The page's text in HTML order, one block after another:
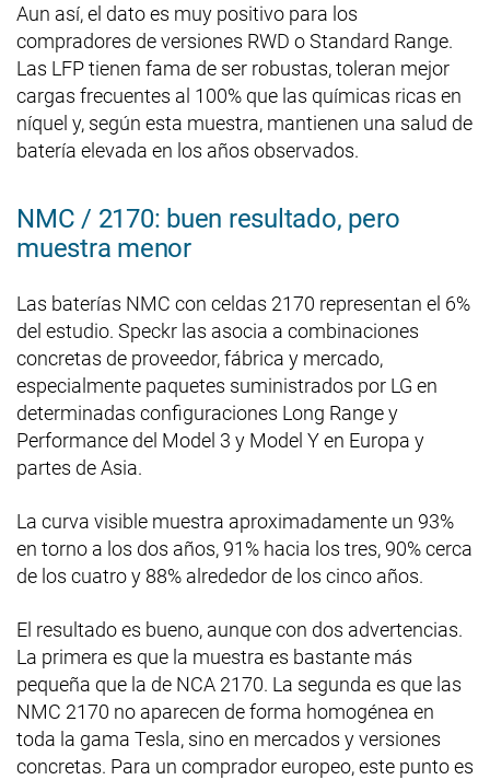
Aun así, el dato es muy positivo para los
compradores de versiones RWD o Standard Range.
Las LFP tienen fama de ser robustas, toleran mejor
cargas frecuentes al 100% que las químicas ricas en
níquel y, según esta muestra, mantienen una salud de
batería elevada en los años observados.
NMC / 2170: buen resultado, pero
muestra menor
Las baterías NMC con celdas 2170 representan el 6%
del estudio. Speckr las asocia a combinaciones
concretas de proveedor, fábrica y mercado,
especialmente paquetes suministrados por LG en
determinadas configuraciones Long Range y
Performance del Model 3 y Model Y en Europa y
partes de Asia.
La curva visible muestra aproximadamente un 93%
en torno a los dos años, 91% hacia los tres, 90% cerca
de los cuatro y 88% alrededor de los cinco años.
El resultado es bueno, aunque con dos advertencias.
La primera es que la muestra es bastante más
pequeña que la de NCA 2170. La segunda es que las
NMC 2170 no aparecen de forma homogénea en
toda la gama Tesla, sino en mercados y versiones
concretas. Para un comprador europeo, este punto es